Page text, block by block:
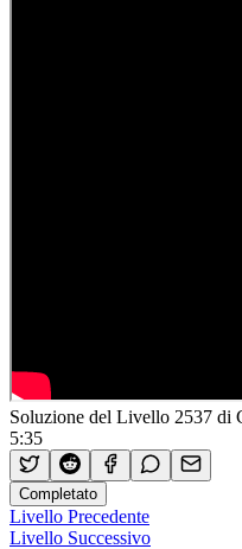
Soluzione del Livello 2537 di
5:35
Completato
Livello Precedente
Livello Successivo